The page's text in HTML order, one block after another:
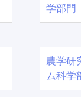
学部門
農学
ム科学